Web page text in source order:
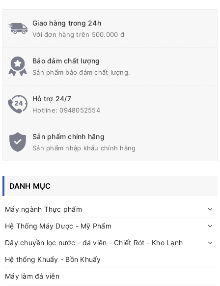
Thể tích đóng gói: 3 – 150 ml
Năng suất: 30 – 60 túi/phút
mm
Trọng lượng: 400 kg
Đức Bảo chuyên thiết kế, gia công các loại bồn chứa, bồn
phẩm,....đến các bồn chứa vi sinh trong ngành dược và thực
phẩm
vui lòng liên hệ với Đức Bảo qua thông tin:
Địa chỉ: Số nhà 50 ngõ 115 đường Nguyễn Mậu Tài, TT Trâu Quỳ
Giao hàng trong 24h
Với đơn hàng trên 500.000 đ
Bảo đảm chất lượng
Sản phẩm bảo đảm chất lượng.
Hỗ trợ 24/7
Hotline:0948052554
Sản phẩm chính hãng
Sản phẩm nhập khẩu chính hãng
DANH MỤC
Máy ngành Thực phẩm
Hệ Thống Máy Dược - Mỹ Phẩm
Dây chuyền lọc nước - đá viên - Chiết Rót - Kho Lạnh
Hệ thống Khuấy - Bồn Khuấy
Máy làm đá viên